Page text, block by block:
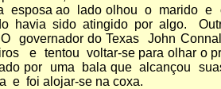
esposa ao lado olhou o marido e
havia sido atingido por algo.
O governador do Texas John
e tentou voltar-se para olhar o
por uma bala que alcançou
e foi alojar-se na coxa.